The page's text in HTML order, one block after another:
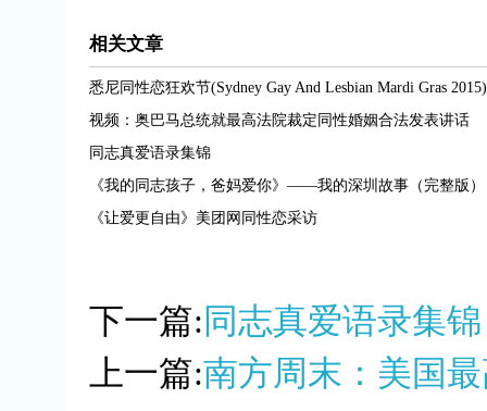
相关文章
悉尼同性恋狂欢节(Sydney Gay And Lesbian Mardi Gras 2015)
视频：奥巴马总统就最高法院裁定同性婚姻合法发表讲话
同志真爱语录集锦
《我的同志孩子，爸妈爱你》——我的深圳故事（完整版）
《让爱更自由》美团网同性恋采访
下一篇:同志真爱语录集锦
上一篇:南方周末：美国